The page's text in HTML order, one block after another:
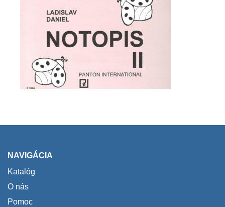
NAVIGÁCIA
Katalóg
O nás
Pomoc